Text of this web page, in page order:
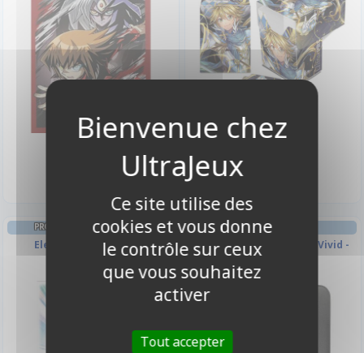
4,50 € 3,50 €
PROTÈGES CARTES FORMAT JAP
Elemental Hero par 50
PORTFOLIO
Portfolio zippé 9 cases Vivid -
Noir - Ultra Pro
Ce site utilise des
cookies et vous donne
le contrôle sur ceux
que vous souhaitez
activer
Tout accepter